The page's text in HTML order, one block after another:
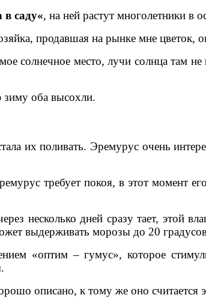
саду«, на ней растут многолетники в
продавшая на рынке мне цветок,
солнечное место, лучи солнца там
зиму оба высохли.
их поливать. Эремурус очень
требует покоя, в этот момент
несколько дней сразу тает, этой
выдерживать морозы до 20
«оптим – гумус», которое
описано, к тому же оно считается